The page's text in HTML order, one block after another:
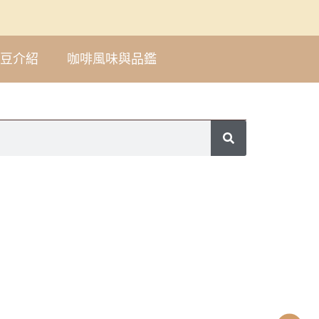
介紹 咖啡風味與品鑑